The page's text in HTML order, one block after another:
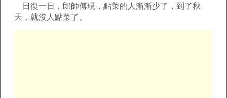
日復一日，郎師傅現，點菜的人漸漸少了，到了秋
天，就沒人點菜了。